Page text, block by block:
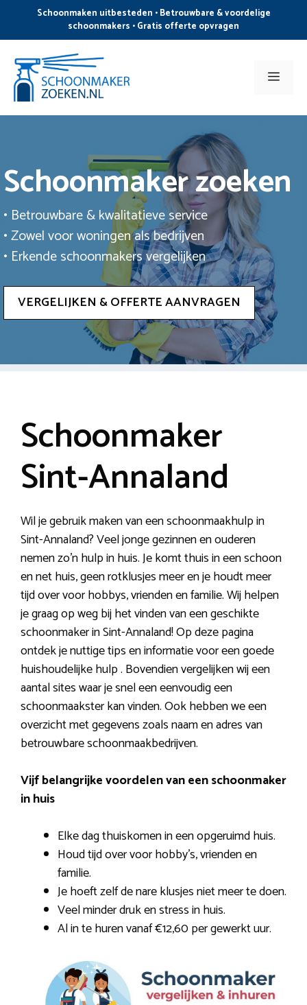
de
inhoud
Schoonmaken uitbesteden • Betrouwbare & voordelige
schoonmakers • Gratis offerte opvragen
Menu
Schoonmaker zoeken
• Betrouwbare & kwalitatieve service
• Zowel voor woningen als bedrijven
• Erkende schoonmakers vergelijken
VERGELIJKEN & OFFERTE AANVRAGEN
Schoonmaker
Sint-Annaland
Wil je gebruik maken van een schoonmaakhulp in
Sint-Annaland? Veel jonge gezinnen en ouderen
nemen zo’n hulp in huis. Je komt thuis in een schoon
en net huis, geen rotklusjes meer en je houdt meer
tijd over voor hobbys, vrienden en familie. Wij helpen
je graag op weg bij het vinden van een geschikte
schoonmaker in Sint-Annaland! Op deze pagina
ontdek je nuttige tips en informatie voor een goede
huishoudelijke hulp . Bovendien vergelijken wij een
aantal sites waar je snel een eenvoudig een
schoonmaakster kan vinden. Ook hebben we een
overzicht met gegevens zoals naam en adres van
betrouwbare schoonmaakbedrijven.
Vijf belangrijke voordelen van een schoonmaker
in huis
Elke dag thuiskomen in een opgeruimd huis.
Houd tijd over voor hobby’s, vrienden en
familie.
Je hoeft zelf de nare klusjes niet meer te doen.
Veel minder druk en stress in huis.
Al in te huren vanaf €12,60 per gewerkt uur.